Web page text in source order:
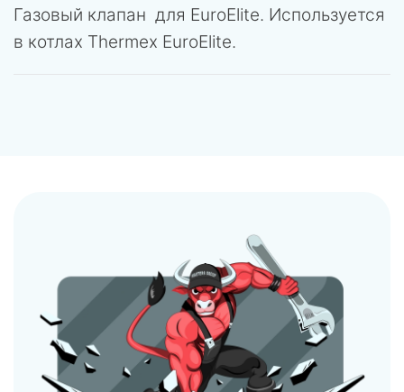
Газовый клапан для EuroElite. Используется
в котлах Thermex EuroElite.